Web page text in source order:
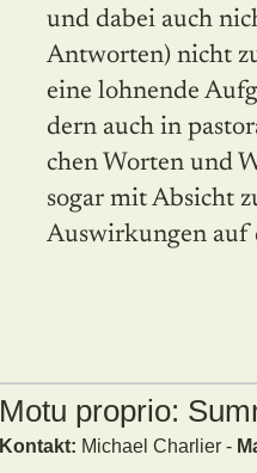
und dabei auch
Antworten) nicht
eine lohnende
dern auch in
chen Worten und
sogar mit Absicht
Auswirkungen auf
Motu proprio:
Kontakt: Michael Charlier -